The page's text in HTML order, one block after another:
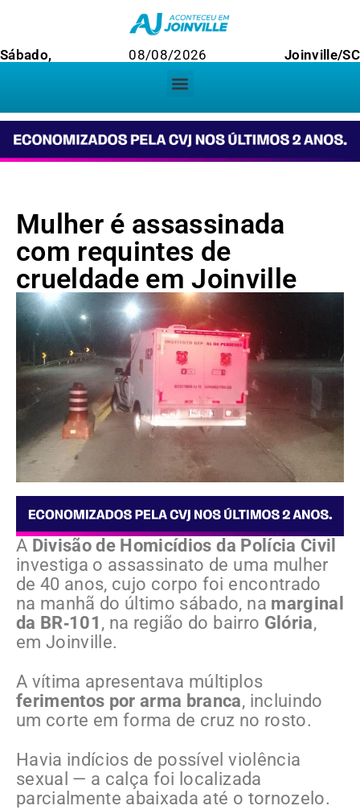
Sábado, 08/08/2026 Joinville/SC
Mulher é assassinada
com requintes de
crueldade em Joinville
A Divisão de Homicídios da Polícia Civil
investiga o assassinato de uma mulher
de 40 anos, cujo corpo foi encontrado
na manhã do último sábado, na marginal
da BR‑101 , na região do bairro Glória,
em Joinville.
A vítima apresentava múltiplos
ferimentos por arma branca, incluindo
um corte em forma de cruz no rosto.
Havia indícios de possível violência
sexual — a calça foi localizada
parcialmente abaixada até o tornozelo.